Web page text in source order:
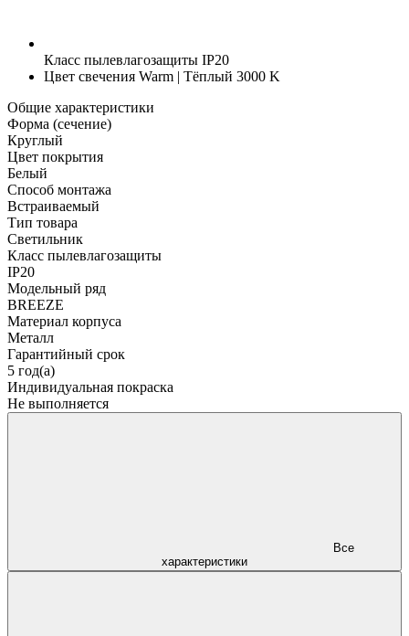
Класс пылевлагозащиты IP20
Цвет свечения Warm | Тёплый 3000 K
Общие характеристики
Форма (сечение)
Круглый
Цвет покрытия
Белый
Способ монтажа
Встраиваемый
Тип товара
Светильник
Класс пылевлагозащиты
IP20
Модельный ряд
BREEZE
Материал корпуса
Металл
Гарантийный срок
5 год(а)
Индивидуальная покраска
Не выполняется
характеристики